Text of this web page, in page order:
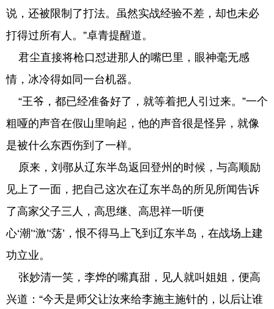
说，还被限制了打法。虽然实战经验不差，却也未必
打得过所有人。”卓青提醒道。
君尘直接将枪口怼进那人的嘴巴里，眼神毫无感
情，冰冷得如同一台机器。
“王爷，都已经准备好了，就等着把人引过来。”一个
粗哑的声音在假山里响起，他的声音很是怪异，就像
是被什么东西伤到了一样。
原来，刘鄩从辽东半岛返回登州的时候，与高顺励
见上了一面，把自己这次在辽东半岛的所见所闻告诉
了高家父子三人，高思继、高思祥一听便
心‘潮’‘激’‘荡’，恨不得马上飞到辽东半岛，在战场上建
功立业。
张妙清一笑，李烨的嘴真甜，见人就叫姐姐，便高
兴道：“今天是师父让汝来给李施主施针的，以后让谁